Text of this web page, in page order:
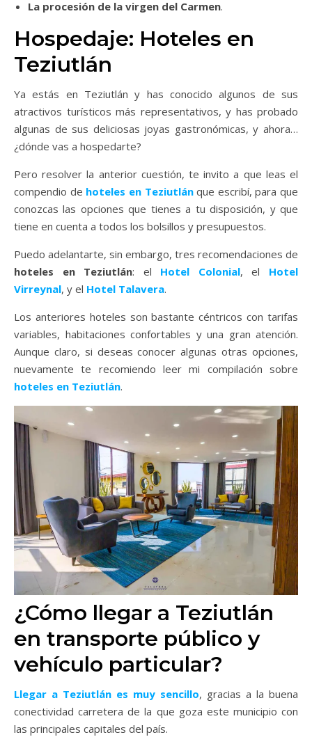
La procesión de la virgen del Carmen.
Hospedaje: Hoteles en
Teziutlán
Ya estás en Teziutlán y has conocido algunos de sus
atractivos turísticos más representativos, y has probado
algunas de sus deliciosas joyas gastronómicas, y ahora…
¿dónde vas a hospedarte?
Pero resolver la anterior cuestión, te invito a que leas el
compendio de hoteles en Teziutlánque escribí, para que
conozcas las opciones que tienes a tu disposición, y que
tiene en cuenta a todos los bolsillos y presupuestos.
Puedo adelantarte, sin embargo, tres recomendaciones de
hoteles en Teziutlán: el Hotel Colonial, el Hotel
Virreynal, y el Hotel Talavera.
Los anteriores hoteles son bastante céntricos con tarifas
variables, habitaciones confortables y una gran atención.
Aunque claro, si deseas conocer algunas otras opciones,
nuevamente te recomiendo leer mi compilación sobre
hoteles en Teziutlán.
¿Cómo llegar a Teziutlán
en transporte público y
vehículo particular?
Llegar a Teziutlán es muy sencillo, gracias a la buena
conectividad carretera de la que goza este municipio con
las principales capitales del país.